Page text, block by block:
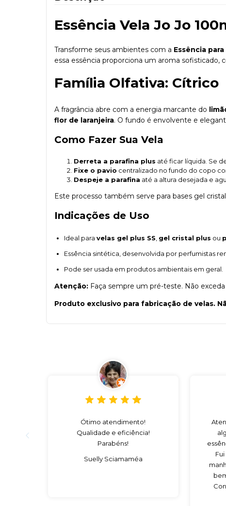
Essência Vela Jo Jo
Transforme seus ambientes com a Essência para
essa essência proporciona um aroma
Família Olfativa: Cítrico
A fragrância abre com a energia marcante do
flor de laranjeira. O fundo é envolvente e
Como Fazer Sua Vela
Derreta a parafina plus até ficar líquida. Se
Fixe o pavio centralizado no fundo do copo
Despeje a parafina até a altura desejada e
Este processo também serve para bases gel
Indicações de Uso
Ideal para velas gel plus SS gel cristal plus ou
Essência sintética, desenvolvida por perfumistas
Pode ser usada em produtos ambientais em geral.
Atenção: Faça sempre um pré-teste. Não
Produto exclusivo para fabricação de velas.
Ótimo atendimento!
Qualidade e eficiência!
Parabéns!
Suelly Sciamaméa